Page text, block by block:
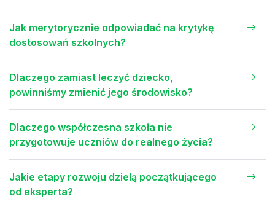
Jak merytorycznie odpowiadać na krytykę
dostosowań szkolnych?
Dlaczego zamiast leczyć dziecko,
powinniśmy zmienić jego środowisko?
Dlaczego współczesna szkoła nie
przygotowuje uczniów do realnego życia?
Jakie etapy rozwoju dzielą początkującego
od eksperta?